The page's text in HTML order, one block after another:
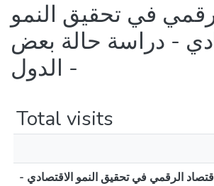
في تحقيق النمو
- دراسة حالة بعض
الدول -
Total visits
الرقمي في تحقيق النمو الاقتصادي -